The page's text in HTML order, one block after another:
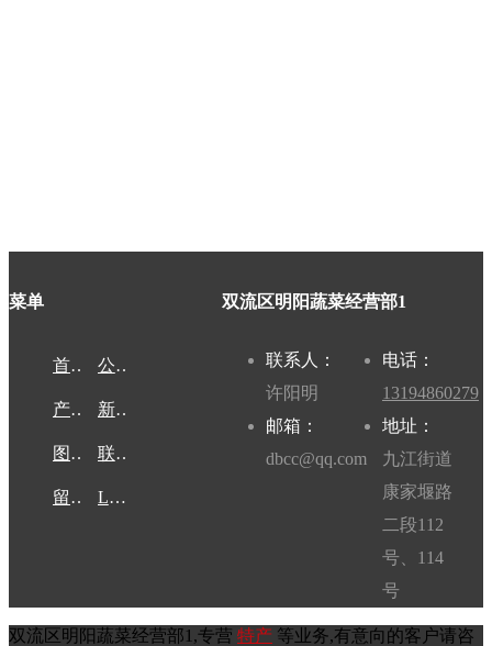
菜单
首页 公司介绍
产品展示 新闻动态
图库展示 联系我们
留言反馈 LBS
双流区明阳蔬菜经营部1
联系人：
许阳明
电话：
13194860279
邮箱：
dbcc@qq.com
地址：
九江街道
康家堰路
二段112
号、114
号
双流区明阳蔬菜经营部1,专营 特产 等业务,有意向的客户请咨